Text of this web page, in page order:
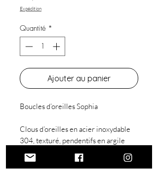
Expédition
Quantité *
Ajouter au panier
Boucles d’oreilles Sophia
Clous d’oreilles en acier inoxydable
304, texturé, pendentifs en argile
polymère feuilles de ginkgo, coloris
bleu ciel et blanc, anneaux en acier